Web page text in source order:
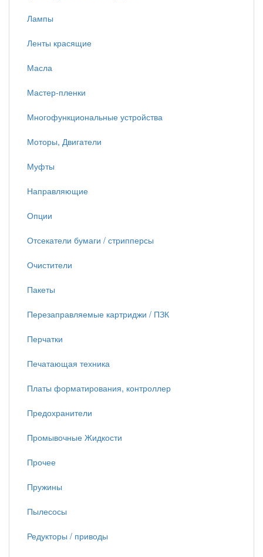
Лампы
Ленты красящие
Масла
Мастер-пленки
Многофункциональные устройства
Моторы, Двигатели
Муфты
Направляющие
Опции
Отсекатели бумаги / стрипперсы
Очистители
Пакеты
Перезаправляемые картриджи / ПЗК
Перчатки
Печатающая техника
Платы форматирования, контроллер
Предохранители
Промывочные Жидкости
Прочее
Пружины
Пылесосы
Редукторы / приводы